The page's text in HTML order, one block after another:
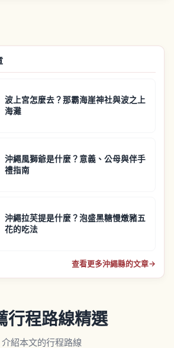
波上宮怎麼去？那霸海崖神社與波之上
海灘
沖繩風獅爺是什麼？意義、公母與伴手
禮指南
沖繩拉芙提是什麼？泡盛黑糖慢燉豬五
花的吃法
查看更多沖繩縣的文章→
行程路線精選
介紹本文的行程路線